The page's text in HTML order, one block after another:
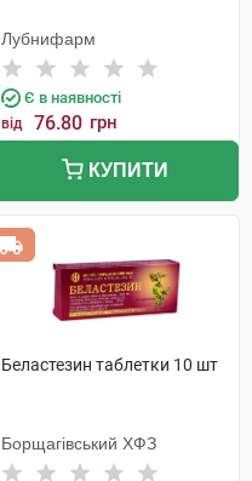
Лубнифарм
Є в наявності
від 76.80 грн
КУПИТИ
Беластезин таблетки 10 шт
Борщагівський ХФЗ